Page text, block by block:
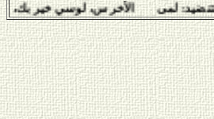
الأخرس، لوسي خير بك، نبيل